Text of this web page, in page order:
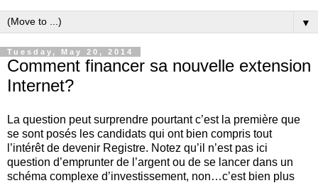
▼
Tuesday, May 20, 2014
Comment financer sa nouvelle extension
Internet?
La question peut surprendre pourtant c’est la première que
se sont posés les candidats qui ont bien compris tout
l’intérêt de devenir Registre. Notez qu’il n’est pas ici
question d’emprunter de l’argent ou de se lancer dans un
schéma complexe d’investissement, non…c’est bien plus